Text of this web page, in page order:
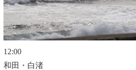
12:00
和田・白渚